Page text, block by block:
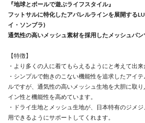
『地球とボールで遊ぶライフスタイル』
フットサルに特化したアパレルラインを展開する
イ・ソンブラ)
通気性の高いメッシュ素材を採用したメッシュパン
【特徴】
・より多くの人に着てもらえるようにと考えて出来
・シンプルで飽きのこない機能性を追求したアイ
ルですが、通気性の高いメッシュ生地を大胆に取
イン性と機能性を高めています。
・ドライ生地とメッシュ生地が、日本特有のジメ
用できるようにサポートしてくれます。